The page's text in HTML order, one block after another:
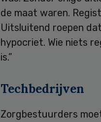
de maat waren.
Uitsluitend roepen
hypocriet. Wie niets
is.”
Techbedrijven
Zorgbestuurders